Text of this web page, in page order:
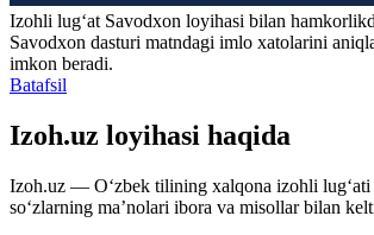
Izohli lugʻat Savodxon loyihasi bilan
Savodxon dasturi matndagi imlo xatolarini
imkon beradi.
Batafsil
Izoh.uz loyihasi haqida
Izoh.uz — O‘zbek tilining xalqona izohli lug‘ati
so‘zlarning ma’nolari ibora va misollar bilan